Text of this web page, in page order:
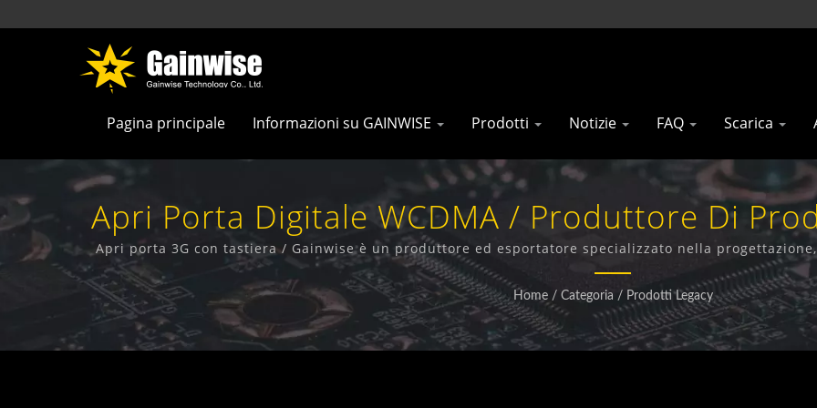
Pagina principale Informazioni su GAINWISE Prodotti Notizie FAQ Scarica
Apri Porta Digitale WCDMA / Produttore Di
| Gainwise Technology Co.,
Apri porta 3G con tastiera / Gainwise è un produttore ed esportatore specializzato nella
Fissi, Interfono 4G, Apri Cancello 4G e Rilevatore di Fumo 4G.
Home / Categoria / Prodotti Legacy